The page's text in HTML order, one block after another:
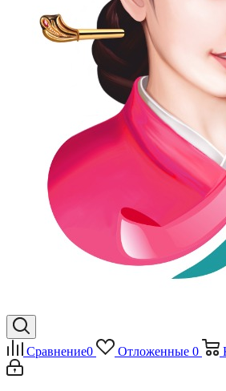
Сравнение0 Отложенные 0